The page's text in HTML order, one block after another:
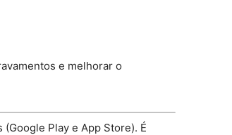
e melhorar o
Play e App Store). É